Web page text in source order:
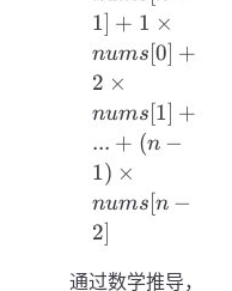
nums[n-
1] + 1
\times
nums[0]
+ 2
\times
nums[1]
+ ... +
(n-1)
1] + 1 ×
nums [0] +
2 ×
nums [1] +
... + (n −
1) ×
nums [n −
2]
通过数学推导，